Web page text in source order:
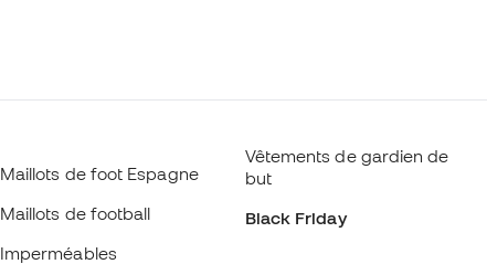
Maillots de foot Espagne
Maillots de football
Imperméables
Vêtements de gardien de
but
Black Friday